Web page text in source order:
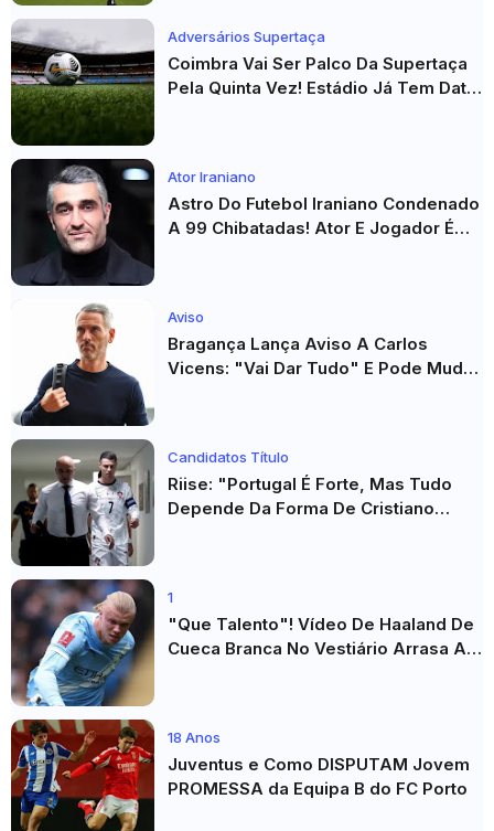
Adversários Supertaça
Coimbra Vai Ser Palco Da Supertaça
Pela Quinta Vez! Estádio Já Tem Data
Ator Iraniano
Astro Do Futebol Iraniano Condenado
A 99 Chibatadas! Ator E Jogador É
Aviso
Bragança Lança Aviso A Carlos
Vicens: "Vai Dar Tudo" E Pode Mudar
Candidatos Título
Riise: "Portugal É Forte, Mas Tudo
Depende Da Forma De Cristiano
1
"Que Talento"! Vídeo De Haaland De
Cueca Branca No Vestiário Arrasa A
18 Anos
Juventus e Como DISPUTAM Jovem
PROMESSA da Equipa B do FC Porto